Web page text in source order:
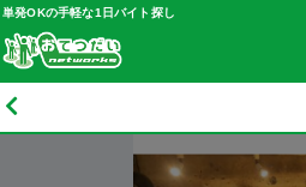
単発OKの手軽な1日バイト探し